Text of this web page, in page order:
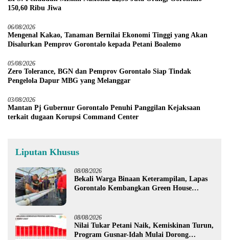
150,60 Ribu Jiwa
06/08/2026
Mengenal Kakao, Tanaman Bernilai Ekonomi Tinggi yang Akan
Disalurkan Pemprov Gorontalo kepada Petani Boalemo
05/08/2026
Zero Tolerance, BGN dan Pemprov Gorontalo Siap Tindak
Pengelola Dapur MBG yang Melanggar
03/08/2026
Mantan Pj Gubernur Gorontalo Penuhi Panggilan Kejaksaan
terkait dugaan Korupsi Command Center
Liputan Khusus
08/08/2026
Bekali Warga Binaan Keterampilan, Lapas
Gorontalo Kembangkan Green House
08/08/2026
Nilai Tukar Petani Naik, Kemiskinan Turun,
Program Gusnar-Idah Mulai Dorong